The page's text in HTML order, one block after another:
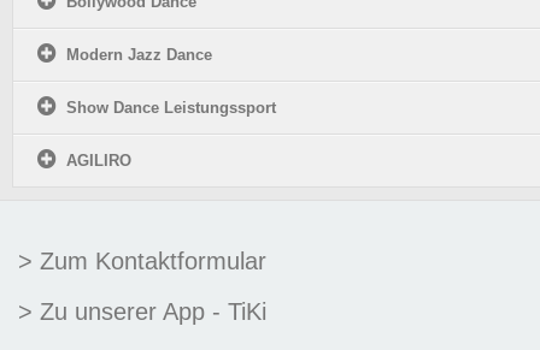
Modern Jazz Dance
Show Dance Leistungssport
AGILIRO
> Zum Kontaktformular
> Zu unserer App - TiKi